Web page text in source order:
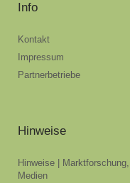
Info
Kontakt
Impressum
Partnerbetriebe
Hinweise
Hinweise |
Medien